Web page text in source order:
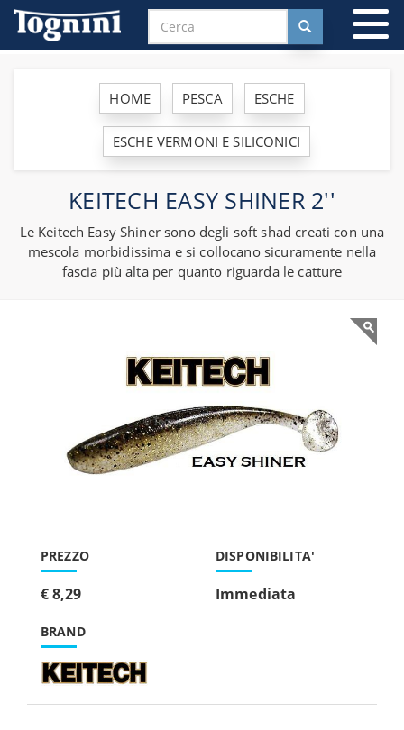
HOME PESCA ESCHE
ESCHE VERMONI E SILICONICI
KEITECH EASY SHINER 2''
Le Keitech Easy Shiner sono degli soft shad creati con una
mescola morbidissima e si collocano sicuramente nella
fascia più alta per quanto riguarda le catture
PREZZO
€ 8,29
BRAND
DISPONIBILITA'
Immediata